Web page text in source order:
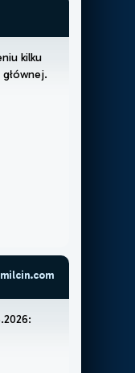
niu kilku
głównej.